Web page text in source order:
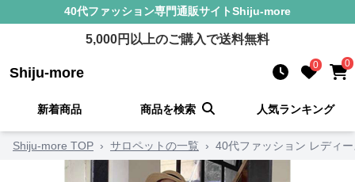
40代ファッション専門通販サイトShiju-more
5,000円以上のご購入で送料無料
Shiju-more 0 0
新着商品 商品を検索 人気ランキング
Shiju-more TOP › サロペットの一覧 › 40代ファッション レディ